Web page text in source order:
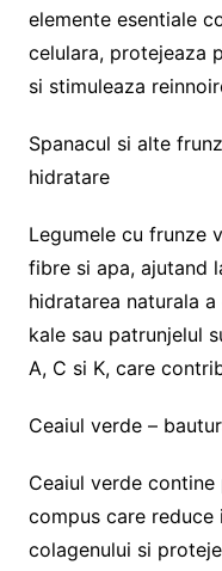
elemente esentiale
celulara, protejeaza
si stimuleaza
Spanacul si alte
hidratare
Legumele cu frunze
fibre si apa, ajutand
hidratarea naturala
kale sau patrunjelul
A, C si K, care
Ceaiul verde –
Ceaiul verde contine
compus care reduce
colagenului si